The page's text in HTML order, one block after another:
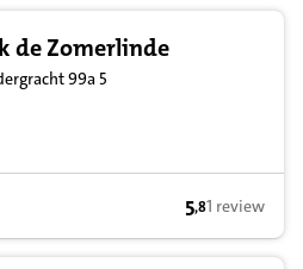
de Zomerlinde
99a 5
5,8 op basis
5,81 review